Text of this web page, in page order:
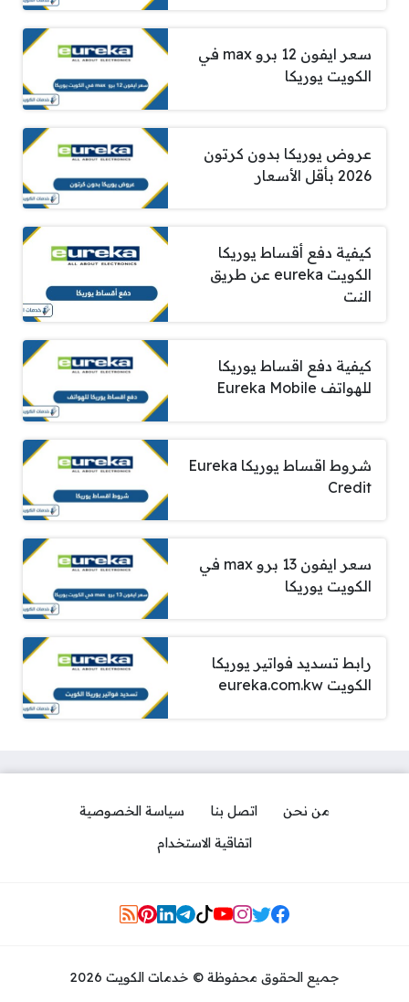
سعر ايفون 12 برو max في
الكويت يوريكا
عروض يوريكا بدون كرتون
2026 بأقل الأسعار
كيفية دفع أقساط يوريكا
الكويت eureka عن طريق
النت
كيفية دفع اقساط يوريكا
للهواتف Eureka Mobile
شروط اقساط يوريكا Eureka
Credit
سعر ايفون 13 برو max في
الكويت يوريكا
رابط تسديد فواتير يوريكا
الكويت eureka.com.kw
من نحن اتصل بنا
سياسة الخصوصية
اتفاقية الاستخدام
Social Links
جميع الحقوق محفوظة © خدمات الكويت 2026